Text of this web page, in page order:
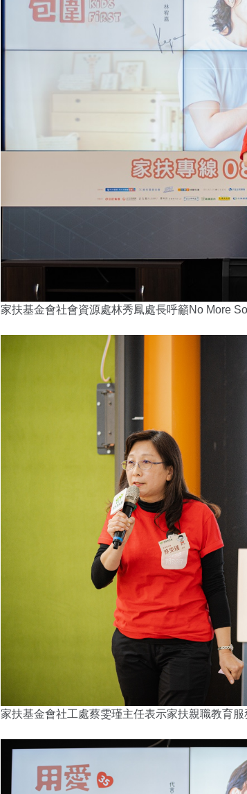
家扶基金會社會資源處林秀鳳處長呼籲No More
家扶基金會社工處蔡雯瑾主任表示家扶親職教育